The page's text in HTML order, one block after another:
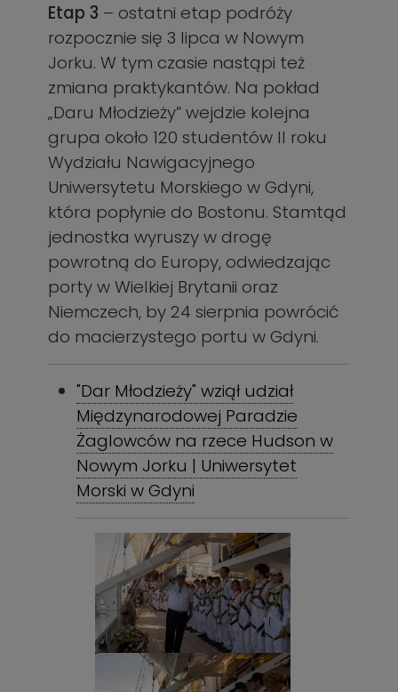
Etap 3 – ostatni etap podróży
rozpocznie się 3 lipca w Nowym
Jorku. W tym czasie nastąpi też
zmiana praktykantów. Na pokład
„Daru Młodzieży” wejdzie kolejna
grupa około 120 studentów II roku
Wydziału Nawigacyjnego
Uniwersytetu Morskiego w Gdyni,
która popłynie do Bostonu. Stamtąd
jednostka wyruszy w drogę
powrotną do Europy, odwiedzając
porty w Wielkiej Brytanii oraz
Niemczech, by 24 sierpnia powrócić
do macierzystego portu w Gdyni.
"Dar Młodzieży" wziął udział
Międzynarodowej Paradzie
Żaglowców na rzece Hudson w
Nowym Jorku | Uniwersytet
Morski w Gdyni